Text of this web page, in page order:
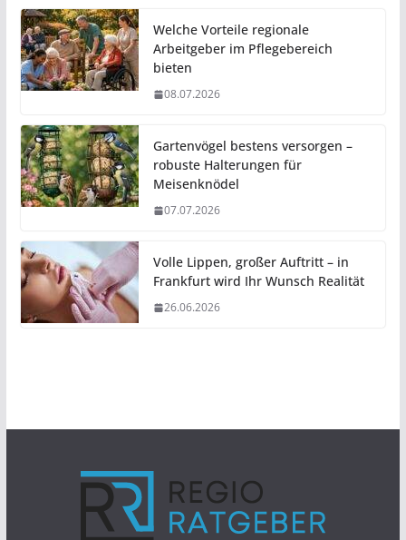
Welche Vorteile regionale
Arbeitgeber im Pflegebereich
bieten
08.07.2026
Gartenvögel bestens versorgen –
robuste Halterungen für
Meisenknödel
07.07.2026
Volle Lippen, großer Auftritt – in
Frankfurt wird Ihr Wunsch Realität
26.06.2026